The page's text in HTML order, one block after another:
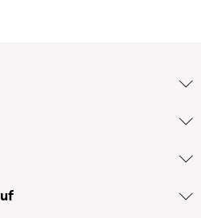
nationale « santé de la